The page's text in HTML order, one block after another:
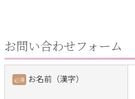
お問い合わせフォーム
必須 お名前（漢字）